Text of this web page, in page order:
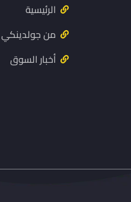
الرئيسية
من جولدينكي
أخبار السوق